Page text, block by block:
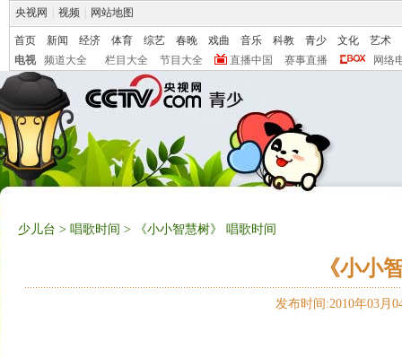
央视网 视频 网站地图
首页 新闻 经济 体育 综艺 春晚 戏曲 音乐 科教 青少 文化
艺术
电视
频道大全 栏目大全 节目大全 直播中国 赛事直播 网络
少儿台 > 唱歌时间 > 《小小智慧树》 唱歌时间
《小小
发布时间:2010年03月